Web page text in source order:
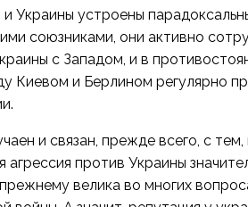
Украины устроены
союзниками, они активно
с Западом, и в
Киевом и Берлином регулярно
и связан, прежде всего, с
агрессия против Украины
велика во многих